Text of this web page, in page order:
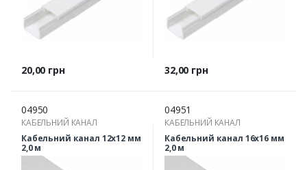
Ціна
20,00 грн Ціна
32,00 грн
04950
КАБЕЛЬНИЙ КАНАЛ
Кабельний канал 12х12 мм
2,0 м
04951
КАБЕЛЬНИЙ КАНАЛ
Кабельний канал 16х16 мм
2,0 м